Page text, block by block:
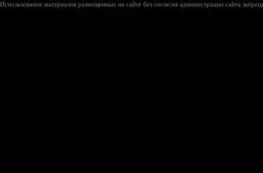
Использование материалов размещенных на сайте без согласия администрации сайта